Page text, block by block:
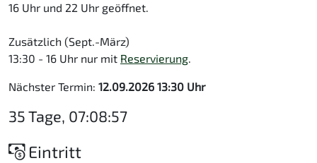
16 Uhr und 22 Uhr geöffnet.
Zusätzlich (Sept.-März)
13:30 - 16 Uhr nur mit Reservierung.
Nächster Termin: 12.09.2026 13:30 Uhr
35 Tage, 07:08:56
Eintritt